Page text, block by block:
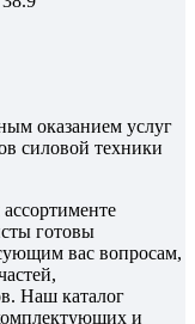
оказанием услуг
силовой техники
готовы
вас вопросам,
Наш каталог
и